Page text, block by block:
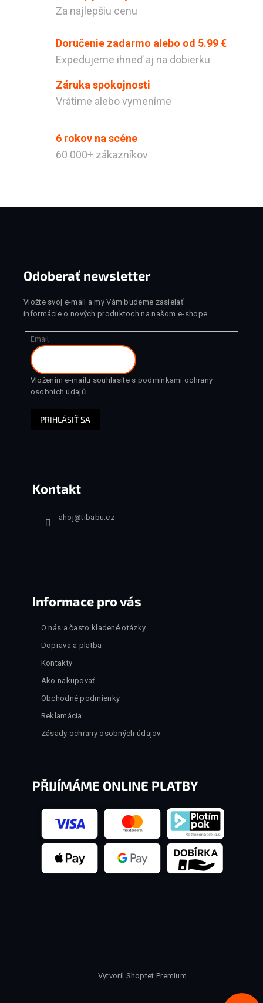
Za najlepšiu cenu
Doručenie zadarmo alebo od 5.99 €
Expedujeme ihneď aj na dobierku
Záruka spokojnosti
Vrátime alebo vymeníme
6 rokov na scéne
60 000+ zákazníkov
Odoberať newsletter
Vložte svoj e-mail a my Vám budeme zasielať
informácie o nových produktoch na našom e-shope.
Email
Vložením e-mailu souhlasíte s podmínkami ochrany
osobních údajů
PRIHLÁSIŤ SA
Kontakt
ahoj@tibabu.cz
Informace pro vás
O nás a často kladené otázky
Doprava a platba
Kontakty
Ako nakupovať
Obchodné podmienky
Reklamácia
Zásady ochrany osobných údajov
PŘIJÍMÁME ONLINE PLATBY
Vytvoril Shoptet Premium
Powered by chaterimo